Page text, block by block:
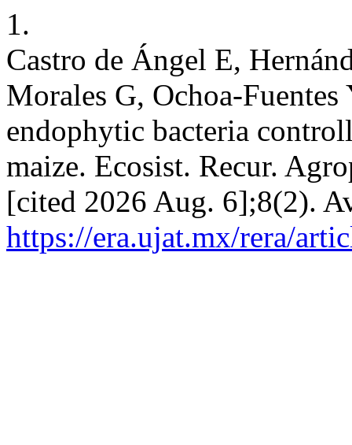
1.
Castro de Ángel E,
Morales G, Ochoa-
endophytic bacteria
maize. Ecosist. Recur.
[cited 2026 Aug. 6];8(2).
https://era.ujat.mx/rera/